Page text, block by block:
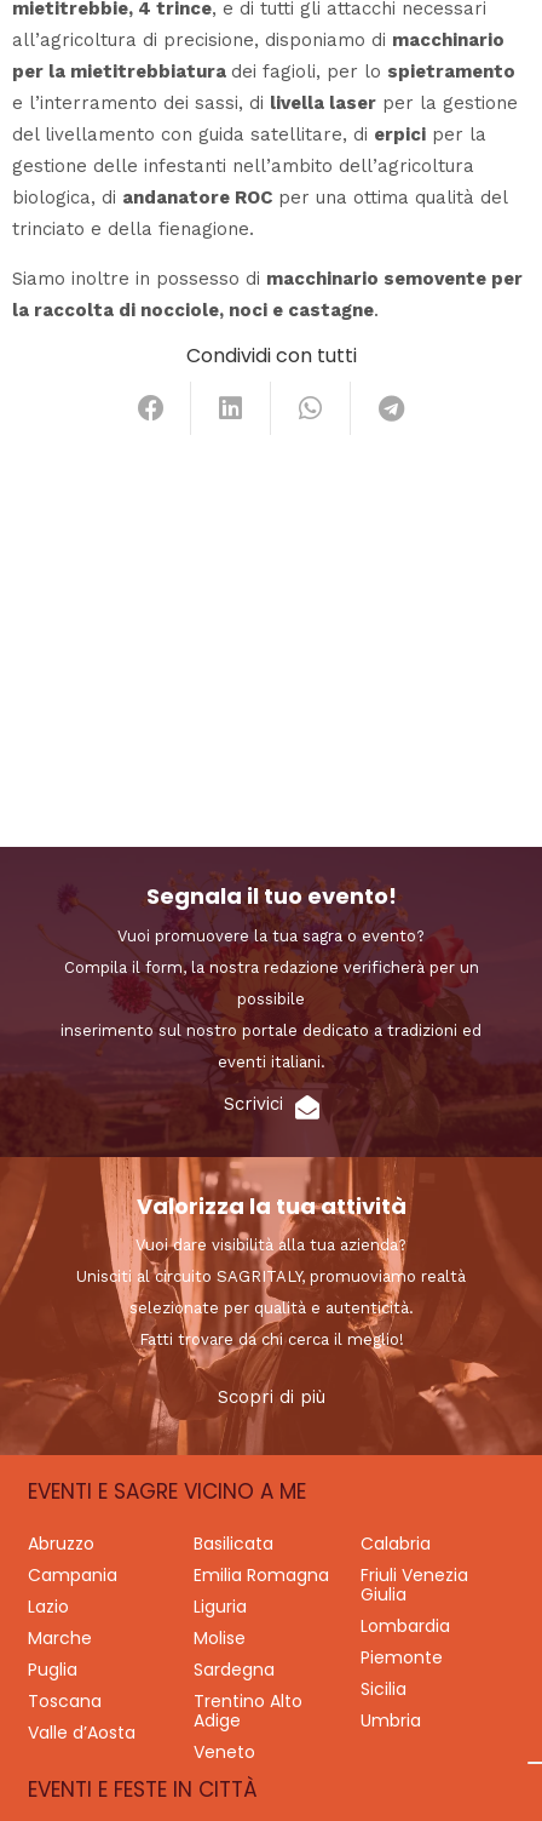
mietitrebbie, 4 trince, e di tutti gli attacchi necessari
all’agricoltura di precisione, disponiamo di macchinario
per la mietitrebbiatura dei fagioli, per lo spietramento
e l’interramento dei sassi, di livella laser per la gestione
del livellamento con guida satellitare, di erpici per la
gestione delle infestanti nell’ambito dell’agricoltura
biologica, di andanatore ROC per una ottima qualità del
trinciato e della fienagione.
Siamo inoltre in possesso di macchinario semovente per
la raccolta di nocciole, noci e castagne.
Condividi con tutti
Segnala il tuo evento!
Vuoi promuovere la tua sagra o evento?
Compila il form, la nostra redazione verificherà per un
possibile
inserimento sul nostro portale dedicato a tradizioni ed
eventi italiani.
Scrivici
Valorizza la tua attività
Vuoi dare visibilità alla tua azienda?
Unisciti al circuito SAGRITALY, promuoviamo realtà
selezionate per qualità e autenticità.
Fatti trovare da chi cerca il meglio!
Scopri di più
EVENTI E SAGRE VICINO A ME
Abruzzo Basilicata
Calabria
Campania
Emilia Romagna
Friuli Venezia
Giulia
Lazio
Liguria
Lombardia
Marche
Molise
Piemonte
Puglia
Sardegna
Sicilia
Toscana
Trentino Alto
Adige
Umbria
Valle d’Aosta
Veneto
EVENTI E FESTE IN CITTÀ